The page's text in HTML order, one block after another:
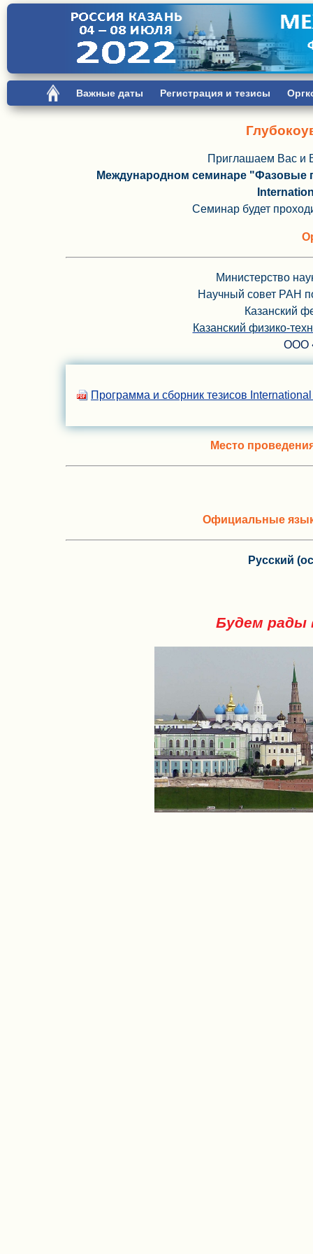
Важные даты Регистрация и тезисы
Приглашаем Вас и
Международном семинаре "Фазовые
Семинар будет
Министерство
Научный совет РАН
Казанский
Казанский физико-
ООО
Программа и сборник тезисов
Место
Официальные
Русский
Будем рады